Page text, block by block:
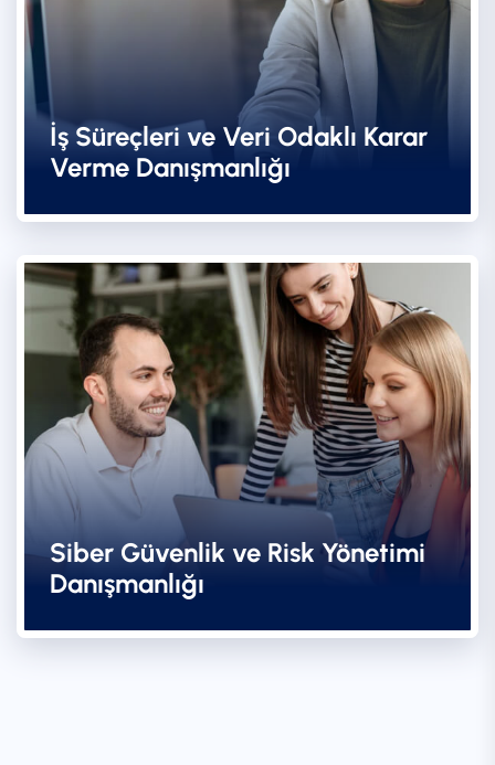
İş Süreçleri ve Veri Odaklı Karar
Verme Danışmanlığı
Siber Güvenlik ve Risk Yönetimi
Danışmanlığı